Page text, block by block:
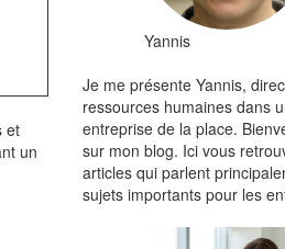
et
un
Yannis
Je me présente Yannis,
ressources humaines dans
entreprise de la place.
sur mon blog. Ici vous
articles qui parlent
sujets importants pour les